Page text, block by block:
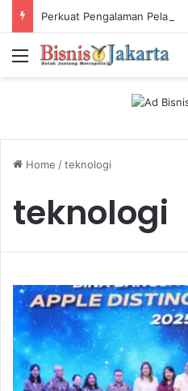
Menu
Home /teknologi
teknologi